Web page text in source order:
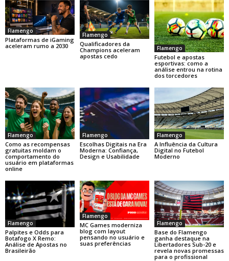
Flamengo
Plataformas de iGaming
aceleram rumo a 2030
Flamengo
Qualificadores da
Champions aceleram
apostas cedo
Flamengo
Futebol e apostas
esportivas: como a
análise entrou na rotina
dos torcedores
Flamengo
Como as recompensas
gratuitas moldam o
comportamento do
usuário em plataformas
online
Flamengo
Escolhas Digitais na Era
Moderna: Confiança,
Design e Usabilidade
Flamengo
A Influência da Cultura
Digital no Futebol
Moderno
Flamengo
Palpites e Odds para
Botafogo X Remo:
Análise de Apostas no
Brasileirão
Flamengo
MC Games moderniza
blog com layout
pensando no usuário e
suas preferências
Flamengo
Base do Flamengo
ganha destaque na
Libertadores Sub-20 e
revela novas promessas
para o profissional